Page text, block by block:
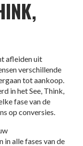
afleiden uit
verschillende
tot aankoop.
in het See, Think,
fase van de
op conversies.
alle fases van de